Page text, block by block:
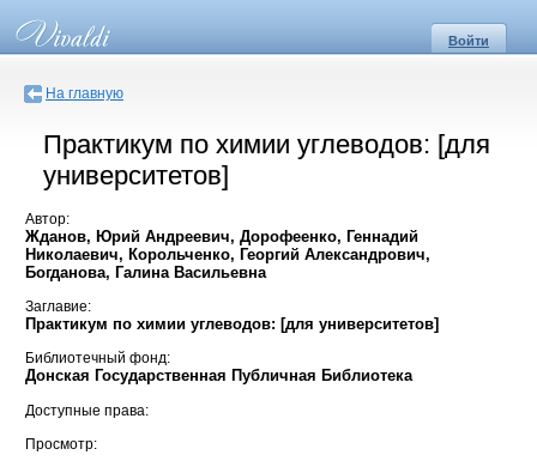
Войти
На главную
Практикум по химии углеводов: [для
университетов]
Автор:
Жданов, Юрий Андреевич, Дорофеенко, Геннадий
Николаевич, Корольченко, Георгий Александрович,
Богданова, Галина Васильевна
Заглавие:
Практикум по химии углеводов: [для университетов]
Библиотечный фонд:
Донская Государственная Публичная Библиотека
Доступные права:
Просмотр: